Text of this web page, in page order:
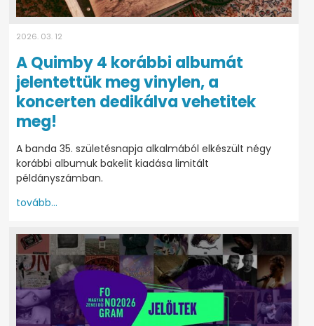
2026. 03. 12
A Quimby 4 korábbi albumát
jelentettük meg vinylen, a
koncerten dedikálva vehetitek
meg!
A banda 35. születésnapja alkalmából elkészült négy
korábbi albumuk bakelit kiadása limitált
példányszámban.
tovább...